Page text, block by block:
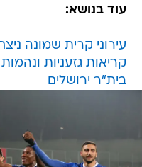
עוד בנושא:
עירוני קרית שמונה ניצחה 0:2 את בית"ר
קריאות גזעניות
בית"ר ירושלים